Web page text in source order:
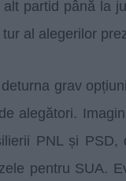
partid până la
al alegerilor
grav
alegători.
PNL și PSD,
pentru SUA.